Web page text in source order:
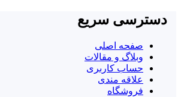
دسترسی سریع
صفحه اصلی
وبلاگ و مقالات
حساب کاربری
علاقه مندی
فروشگاه